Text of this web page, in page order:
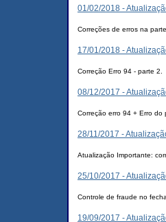
01/02/2018 -
Correções de erros na
17/01/2018 -
Correção Erro 94 - parte 2.
08/12/2017 -
Correção erro 94 + Erro do
28/11/2017 -
Atualização Importante:
25/10/2017 -
Controle de fraude no
19/09/2017 -